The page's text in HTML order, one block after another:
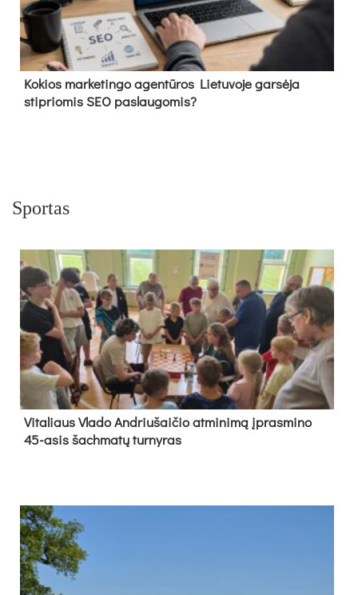
Kokios marketingo agentūros Lietuvoje garsėja
stipriomis SEO paslaugomis?
Sportas
Vi­ta­liaus Vla­do And­riu­šai­čio at­mi­ni­mą įpras­mi­no
45-asis šach­ma­tų tur­ny­ras